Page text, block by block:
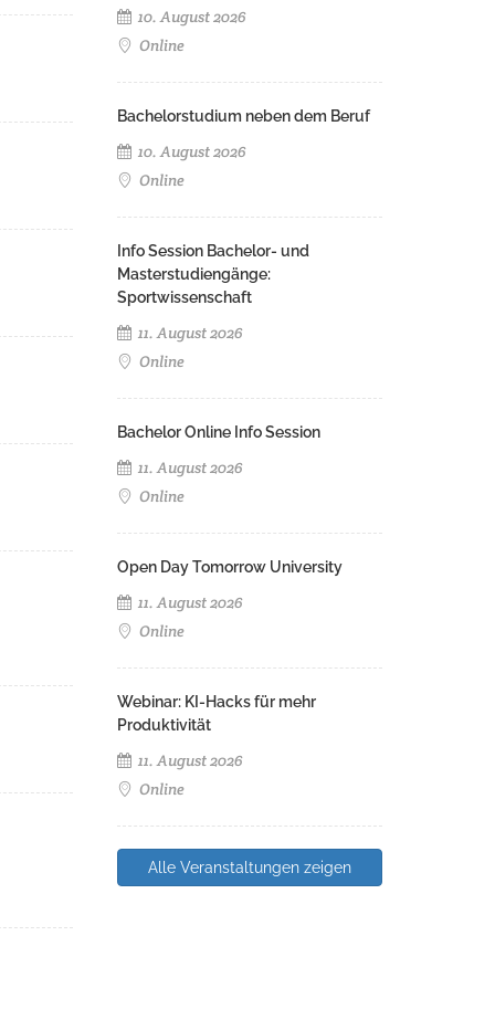
10. August 2026
Online
Bachelorstudium neben dem Beruf
10. August 2026
Online
Info Session Bachelor- und
Masterstudiengänge:
Sportwissenschaft
11. August 2026
Online
Bachelor Online Info Session
11. August 2026
Online
Open Day Tomorrow University
11. August 2026
Online
Webinar: KI-Hacks für mehr
Produktivität
11. August 2026
Online
Alle Veranstaltungen zeigen